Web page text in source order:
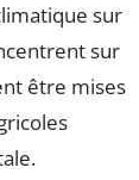
sur
sur
être mises